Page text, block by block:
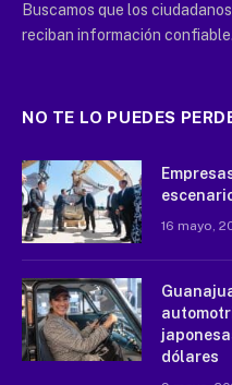
Buscamos que los
reciban información confiable.
NO TE LO PUEDES
16 mayo,
dólares